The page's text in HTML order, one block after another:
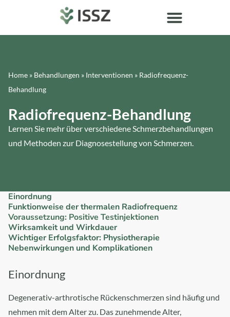
Home » Behandlungen » Interventionen » Radiofrequenz-
Behandlung
Radiofrequenz-Behandlung
Lernen Sie mehr über verschiedene Schmerzbehandlungen
und Methoden zur Diagnosestellung von Schmerzen.
Einordnung
Funktionweise der thermalen Radiofrequenz
Voraussetzung: Positive Testinjektionen
Wirksamkeit und Wirkdauer
Wichtiger Erfolgsfaktor: Physiotherapie
Nebenwirkungen und Komplikationen
Einordnung
Degenerativ-arthrotische Rückenschmerzen sind häufig und
nehmen mit dem Alter zu. Das zunehmende Alter,